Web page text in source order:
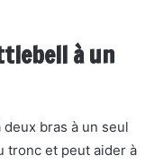
à un
deux bras à un seul
tronc et peut aider à